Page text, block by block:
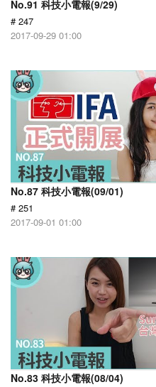
No.91 科技小電報(9/29)
# 247
2017-09-29 01:00
No.87 科技小電報(09/01)
# 251
2017-09-01 01:00
No.83 科技小電報(08/04)